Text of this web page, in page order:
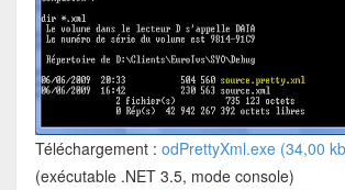
Téléchargement : odPrettyXml.exe (34,00
(exécutable .NET 3.5, mode console)